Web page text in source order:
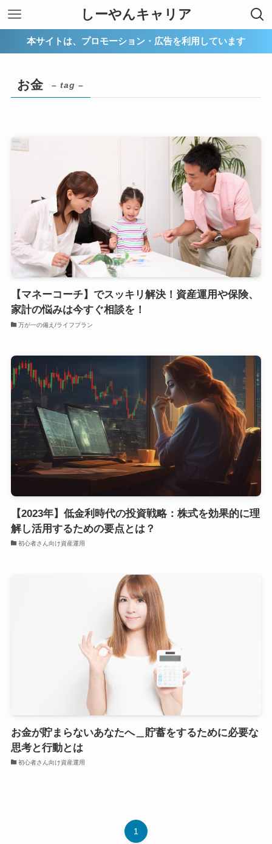
しーやんキャリア
本サイトは、プロモーション・広告を利用しています
お金 – tag –
【マネーコーチ】でスッキリ解決！資産運用や保険、
家計の悩みは今すぐ相談を！
万が一の備え/ライフプラン
【2023年】低金利時代の投資戦略：株式を効果的に理
解し活用するための要点とは？
初心者さん向け資産運用
お金が貯まらないあなたへ＿貯蓄をするために必要な
思考と行動とは
初心者さん向け資産運用
1